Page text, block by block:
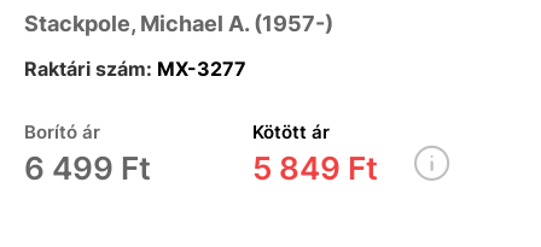
Stackpole, Michael A. (1957-)
Raktári szám: MX-3277
Borító ár
6 499 Ft
Kötött ár
5 849 Ft